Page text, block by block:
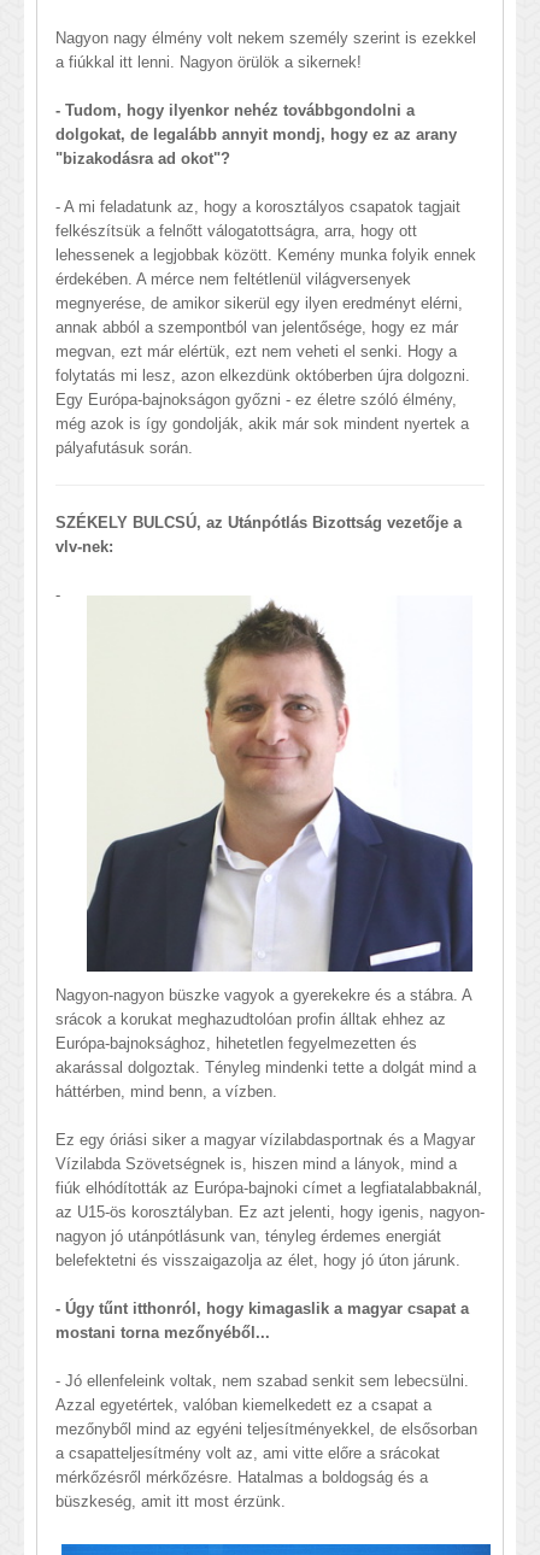
Nagyon nagy élmény volt nekem személy szerint is ezekkel
a fiúkkal itt lenni. Nagyon örülök a sikernek!
- Tudom, hogy ilyenkor nehéz továbbgondolni a
dolgokat, de legalább annyit mondj, hogy ez az arany
"bizakodásra ad okot"?
- A mi feladatunk az, hogy a korosztályos csapatok tagjait
felkészítsük a felnőtt válogatottságra, arra, hogy ott
lehessenek a legjobbak között. Kemény munka folyik ennek
érdekében. A mérce nem feltétlenül világversenyek
megnyerése, de amikor sikerül egy ilyen eredményt elérni,
annak abból a szempontból van jelentősége, hogy ez már
megvan, ezt már elértük, ezt nem veheti el senki. Hogy a
folytatás mi lesz, azon elkezdünk októberben újra dolgozni.
Egy Európa-bajnokságon győzni - ez életre szóló élmény,
még azok is így gondolják, akik már sok mindent nyertek a
pályafutásuk során.
SZÉKELY BULCSÚ, az Utánpótlás Bizottság vezetője a
vlv-nek:
-
Nagyon-nagyon büszke vagyok a gyerekekre és a stábra. A
srácok a korukat meghazudtolóan profin álltak ehhez az
Európa-bajnoksághoz, hihetetlen fegyelmezetten és
akarással dolgoztak. Tényleg mindenki tette a dolgát mind a
háttérben, mind benn, a vízben.
Ez egy óriási siker a magyar vízilabdasportnak és a Magyar
Vízilabda Szövetségnek is, hiszen mind a lányok, mind a
fiúk elhódították az Európa-bajnoki címet a legfiatalabbaknál,
az U15-ös korosztályban. Ez azt jelenti, hogy igenis, nagyon-
nagyon jó utánpótlásunk van, tényleg érdemes energiát
belefektetni és visszaigazolja az élet, hogy jó úton járunk.
- Úgy tűnt itthonról, hogy kimagaslik a magyar csapat a
mostani torna mezőnyéből...
- Jó ellenfeleink voltak, nem szabad senkit sem lebecsülni.
Azzal egyetértek, valóban kiemelkedett ez a csapat a
mezőnyből mind az egyéni teljesítményekkel, de elsősorban
a csapatteljesítmény volt az, ami vitte előre a srácokat
mérkőzésről mérkőzésre. Hatalmas a boldogság és a
büszkeség, amit itt most érzünk.